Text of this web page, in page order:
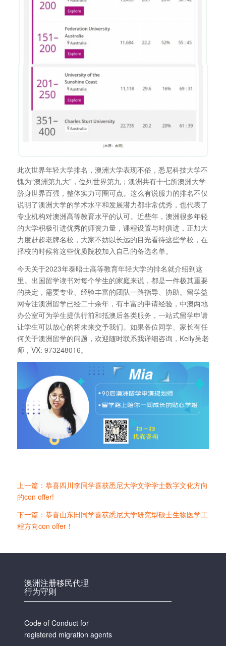
此次世界年轻大学排名，澳洲大学表现不俗，悉尼科技大学不
愧为“澳洲第九大”，位列世界第九；澳洲共有十七所澳洲大学
跻身世界百强，整体实力可圈可点。这么有说服力的排名不仅
说明了澳洲大学的学术水平和发展潜力都非常优秀，也代表了
专业机构对澳洲高等教育水平的认可。近些年，澳洲很多年轻
的大学积极引进优秀的师资力量，课程设置与时俱进，正加大
力度赶超老牌名校，大家不妨以长远的目光看待这些学校，在
择校的时候将这些优质院校加入自己的备选名单。
今天关于2023年泰晤士高等教育年轻大学的排名就介绍到这
里。出国留学读书对每个学生的家庭来说，都是一件极其重要
的决定，需要专业、经验丰富的团队一路指导、协助。留学益
网专注澳洲留学已经二十余年，有丰富的申请经验，中澳两地
办公室可为学生提供行前和抵澳后各类服务，一站式留学申请
让学生可以放心的将未来交予我们。如果各位同学、家长有任
何关于澳洲留学的问题，欢迎随时联系我详细咨询，Kelly吴老
师，VX: 973248016。
上一篇：恭喜四川李同学喜获悉尼大学文学学士数字文化方向
的con offer!
下一篇：恭喜山东田同学喜获悉尼大学研究型硕士生物医学工
程方向con offer！
澳洲注册移民代理
行为守则
Code of Conduct for
registered migration agents